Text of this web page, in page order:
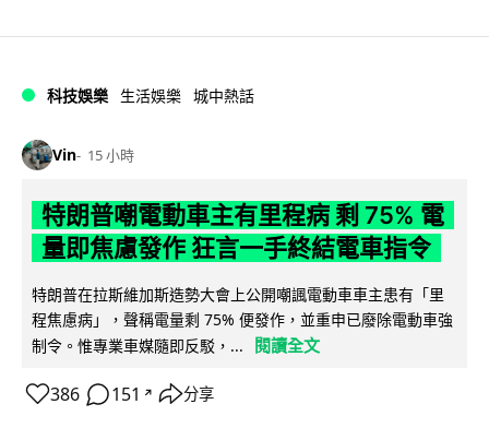
科技娛樂 生活娛樂 城中熱話
Vin 15 小時
特朗普嘲電動車主有里程病 剩 75% 電
量即焦慮發作 狂言一手終結電車指令
特朗普在拉斯維加斯造勢大會上公開嘲諷電動車車主患有「里
程焦慮病」，聲稱電量剩 75% 便發作，並重申已廢除電動車強
制令。惟專業車媒隨即反駁，...
閱讀全文
386 151 ↗ 分享